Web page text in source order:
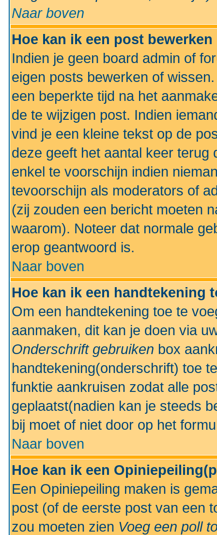
Naar boven
Hoe kan ik een post
Indien je geen board admin of
eigen posts bewerken of
een beperkte tijd na het
de te wijzigen post. Indien
vind je een kleine tekst op de
deze geeft het aantal keer terug
enkel te voorschijn indien
tevoorschijn als moderators of
(zij zouden een bericht moeten
waarom). Noteer dat normale
erop geantwoord is.
Naar boven
Hoe kan ik een handtekening
Om een handtekening toe te
aanmaken, dit kan je doen via
Onderschrift gebruiken box
handtekening(onderschrift) toe
funktie aankruisen zodat alle
geplaatst(nadien kan je steeds
bij moet of niet door op het
Naar boven
Hoe kan ik een
Een Opiniepeiling maken is
post (of de eerste post van een
zou moeten zien Voeg een poll